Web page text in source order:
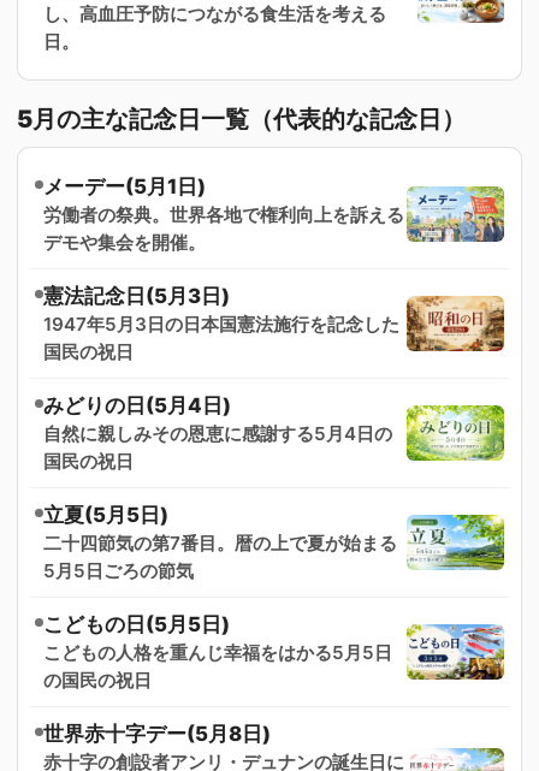
し、高血圧予防につながる食生活を考える
日。
5月の主な記念日一覧（代表的な記念日）
メーデー(5月1日)
労働者の祭典。世界各地で権利向上を訴える
デモや集会を開催。
憲法記念日(5月3日)
1947年5月3日の日本国憲法施行を記念した
国民の祝日
みどりの日(5月4日)
自然に親しみその恩恵に感謝する5月4日の
国民の祝日
立夏(5月5日)
二十四節気の第7番目。暦の上で夏が始まる
5月5日ごろの節気
こどもの日(5月5日)
こどもの人格を重んじ幸福をはかる5月5日
の国民の祝日
世界赤十字デー(5月8日)
赤十字の創設者アンリ・デュナンの誕生日に